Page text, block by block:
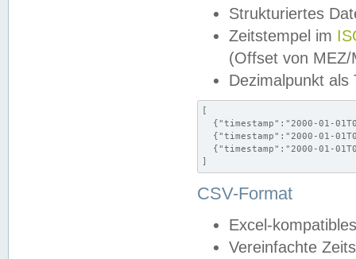
Strukturiertes
Zeitstempel im
(Offset von MEZ/
Dezimalpunkt als
[
{"timestamp":"2000-01-
{"timestamp":"2000-01-
{"timestamp":"2000-01-
]
CSV-Format
Excel-
Vereinfachte